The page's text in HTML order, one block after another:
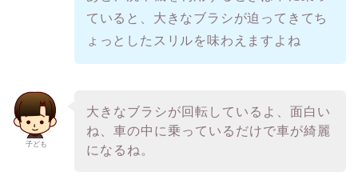
ていると、大きなブラシが迫ってきてち
ょっとしたスリルを味わえますよね
子ども
大きなブラシが回転しているよ、面白い
ね、車の中に乗っているだけで車が綺麗
になるね。